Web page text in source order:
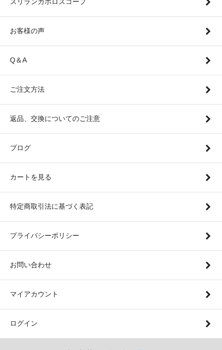
お客様の声
Q＆A
ご注文方法
返品、交換についてのご注意
ブログ
カートを見る
特定商取引法に基づく表記
プライバシーポリシー
お問い合わせ
マイアカウント
ログイン